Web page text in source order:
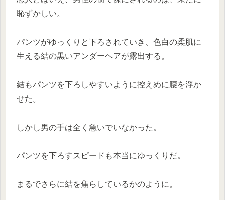
恥ずかしい。
パンツがゆっくりと下ろされていき、色白の柔肌に
生える結の黒いアンダーヘアが露出する。
結もパンツを下ろしやすいように控えめに腰を浮か
せた。
しかし男の手は全く急いでいなかった。
パンツを下ろすスピードも本当にゆっくりだ。
まるでさらに結を焦らしているかのように。